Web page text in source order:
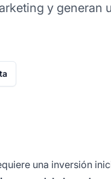
y generan
una inversión